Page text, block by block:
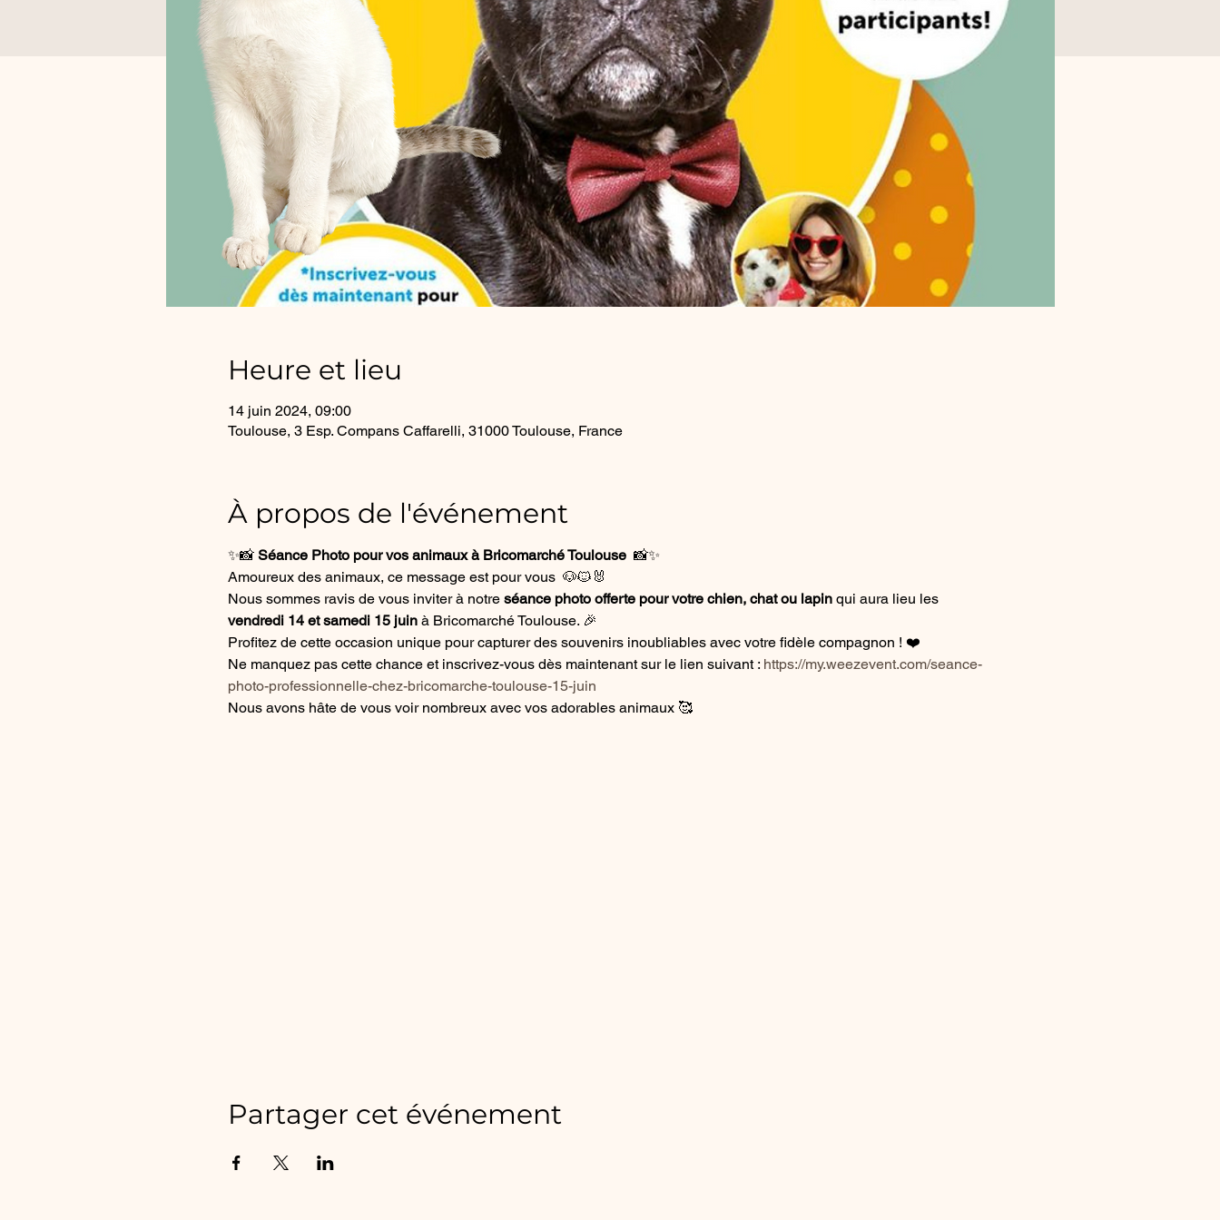
Heure et lieu
14 juin 2024, 09:00
Toulouse, 3 Esp. Compans Caffarelli, 31000 Toulouse, France
À propos de l'événement
✨📸 Séance Photo pour vos animaux à Bricomarché Toulouse 📸✨
Amoureux des animaux, ce message est pour vous  🐶🐱🐰
Nous sommes ravis de vous inviter à notre séance photo offerte pour votre chien, chat ou lapin qui aura lieu les
vendredi 14 et samedi 15 juin à Bricomarché Toulouse. 🎉
Profitez de cette occasion unique pour capturer des souvenirs inoubliables avec votre fidèle compagnon ! ❤️
Ne manquez pas cette chance et inscrivez-vous dès maintenant sur le lien suivant : https://my.weezevent.com/seance-
photo-professionnelle-chez-bricomarche-toulouse-15-juin
Nous avons hâte de vous voir nombreux avec vos adorables animaux 🥰
Partager cet événement